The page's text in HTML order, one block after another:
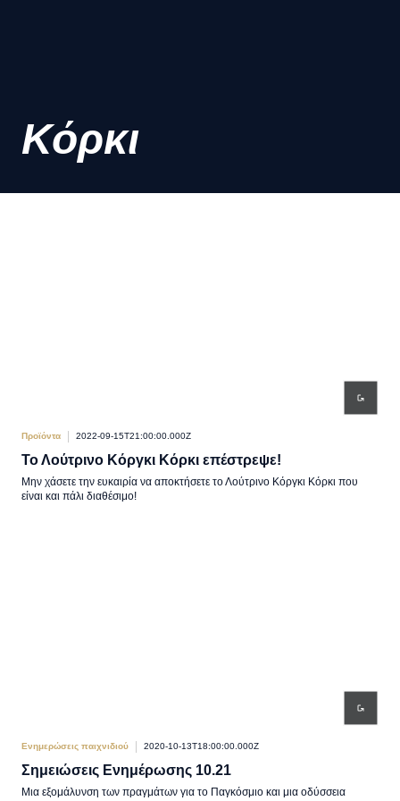
Κόρκι
Προϊόντα 2022-09-15T21:00:00.000Z
Το Λούτρινο Κόργκι Κόρκι επέστρεψε!
Μην χάσετε την ευκαιρία να αποκτήσετε το Λούτρινο Κόργκι Κόρκι που
είναι και πάλι διαθέσιμο!
Ενημερώσεις παιχνιδιού 2020-10-13T18:00:00.000Z
Σημειώσεις Ενημέρωσης 10.21
Μια εξομάλυνση των πραγμάτων για το Παγκόσμιο και μια οδύσσεια